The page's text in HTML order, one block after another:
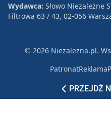
PRZEJDŹ
Wydawca: Słowo Niezależne
Filtrowa 63 / 43, 02-056
© 2026 Niezależna.pl.
PatronatReklama